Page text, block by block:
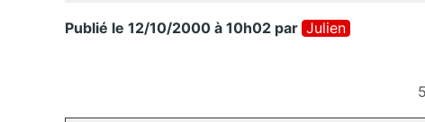
Publié le 12/10/2000 à 10h02 par Julien